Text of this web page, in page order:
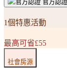
官方認證
1個特惠活動
最高可省£55
社會房源